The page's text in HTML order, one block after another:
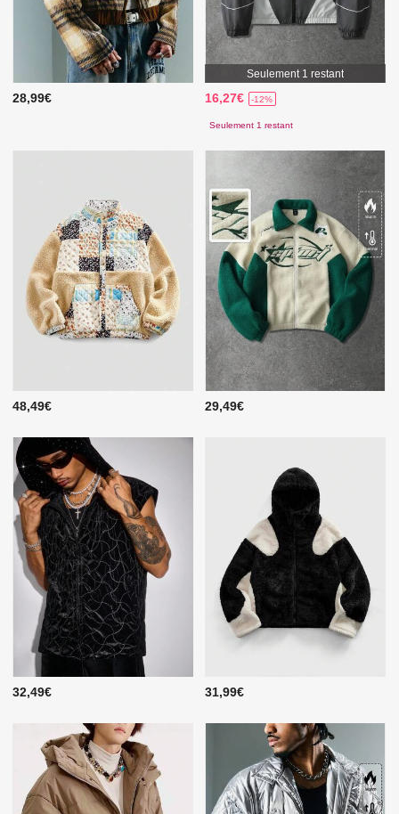
28,99€
Seulement 1 restant
16,27€ -12%
Seulement 1 restant
48,49€ 29,49€
32,49€ 31,99€